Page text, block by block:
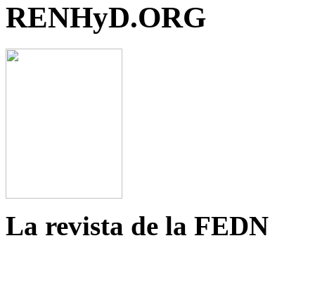
RENHyD.ORG
La revista de la FEDN